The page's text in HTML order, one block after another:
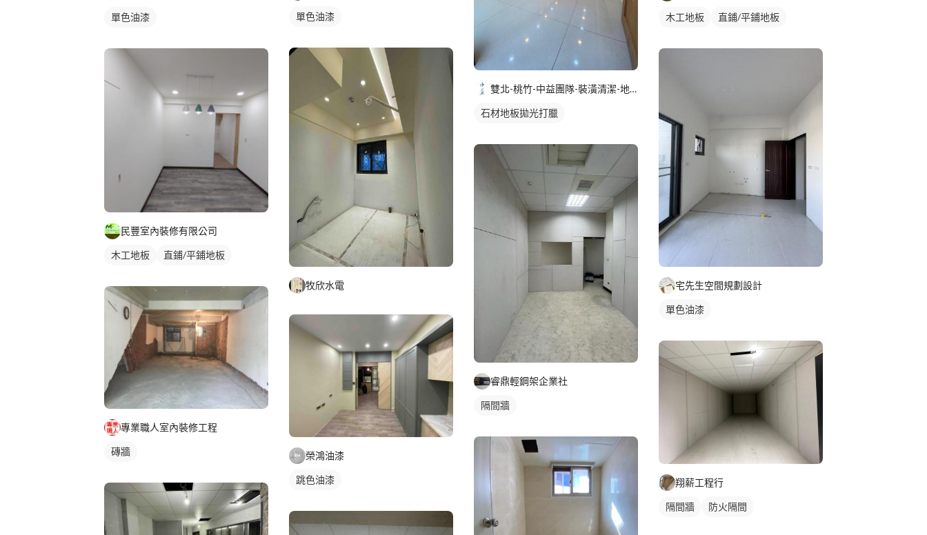
單色油漆
民豐室內裝修有限公司
木工地板 直鋪/平鋪地板
專業職人室內裝修工程
磚牆
單色油漆
牧欣水電
榮鴻油漆
跳色油漆
雙北-桃竹-中益團隊-裝潢清潔-地板防滑-居家鍍膜
石材地板拋光打臘
睿鼎輕鋼架企業社
隔間牆
木工地板 直鋪/平鋪地板
宅先生空間規劃設計
單色油漆
翔薪工程行
隔間牆 防火隔間